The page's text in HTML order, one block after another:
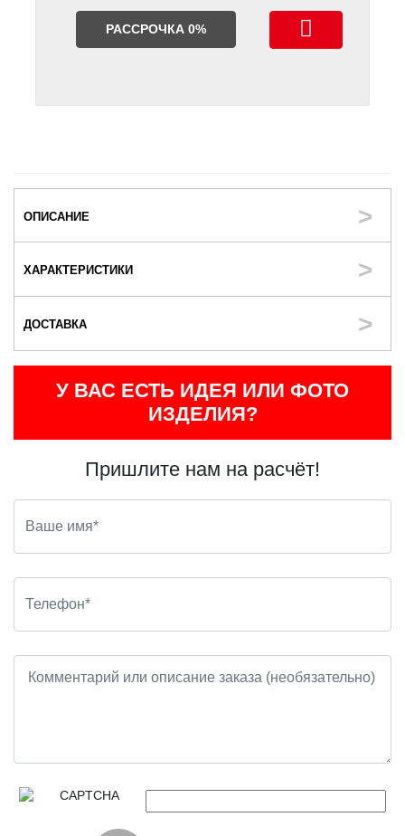
РАССРОЧКА 0%
ОПИСАНИЕ
ХАРАКТЕРИСТИКИ
ДОСТАВКА
У ВАС ЕСТЬ ИДЕЯ ИЛИ ФОТО
ИЗДЕЛИЯ?
Пришлите нам на расчёт!